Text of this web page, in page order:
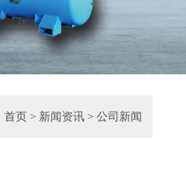
首页 > 新闻资讯 > 公司新闻